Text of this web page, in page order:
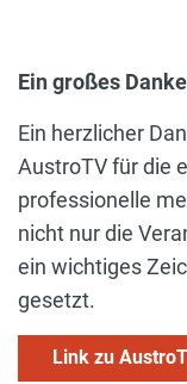
Ein großes
Ein herzlicher
AustroTV für die
professionelle
nicht nur die
ein wichtiges
gesetzt.
Link zu